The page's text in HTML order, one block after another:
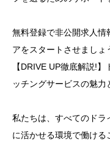
無料登録で非公開求人情
アをスタートさせまし
【DRIVE UP徹底解説!
ッチングサービスの魅力
私たちは、すべてのドラ
に活かせる環境で働け